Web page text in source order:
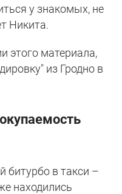
у знакомых, не
Никита.
этого материала,
из Гродно в
битурбо в такси –
находились